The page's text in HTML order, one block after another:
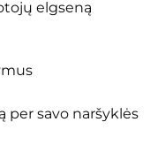
elgseną
per savo naršyklės